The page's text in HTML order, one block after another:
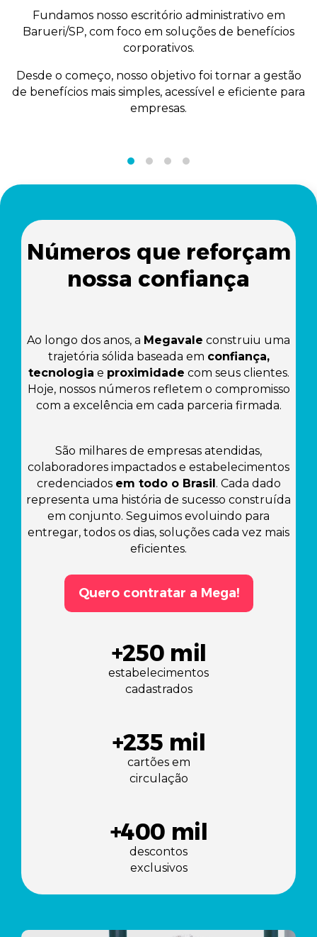
Fundamos nosso escritório administrativo em
Barueri/SP, com foco em soluções de benefícios
corporativos.
Desde o começo, nosso objetivo foi tornar a gestão
de benefícios mais simples, acessível e eficiente para
empresas.
Números que reforçam
nossa confiança
Ao longo dos anos, a Megavale construiu uma
trajetória sólida baseada em confiança,
tecnologia e proximidade com seus clientes.
Hoje, nossos números refletem o compromisso
com a excelência em cada parceria firmada.
São milhares de empresas atendidas,
colaboradores impactados e estabelecimentos
credenciados em todo o Brasil. Cada dado
representa uma história de sucesso construída
em conjunto. Seguimos evoluindo para
entregar, todos os dias, soluções cada vez mais
eficientes.
Quero contratar a Mega!
+250 mil
estabelecimentos
cadastrados
+235 mil
cartões em
circulação
+400 mil
descontos
exclusivos